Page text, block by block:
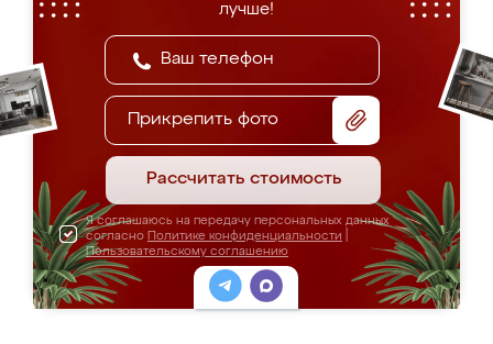
лучше!
Прикрепить фото
Рассчитать стоимость
Я соглашаюсь на передачу персональных данных
согласно Политике конфиденциальности
Пользовательскому соглашению